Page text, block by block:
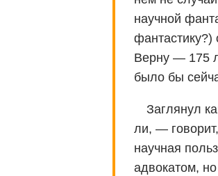
научной
Верну — 175
было бы
Заглянул
ли, —
научная
адвокатом,